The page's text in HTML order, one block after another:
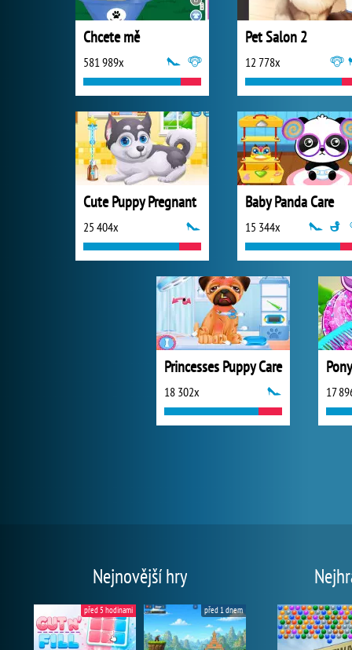
Chcete mě
581 989x
Pet Salon 2
12 778x
Cute Puppy Pregnant
25 404x
Baby Panda Care
15 344x
Princesses Puppy Care
18 302x 17
Nejnovější hry
před 5 hodinami před 1 dnem